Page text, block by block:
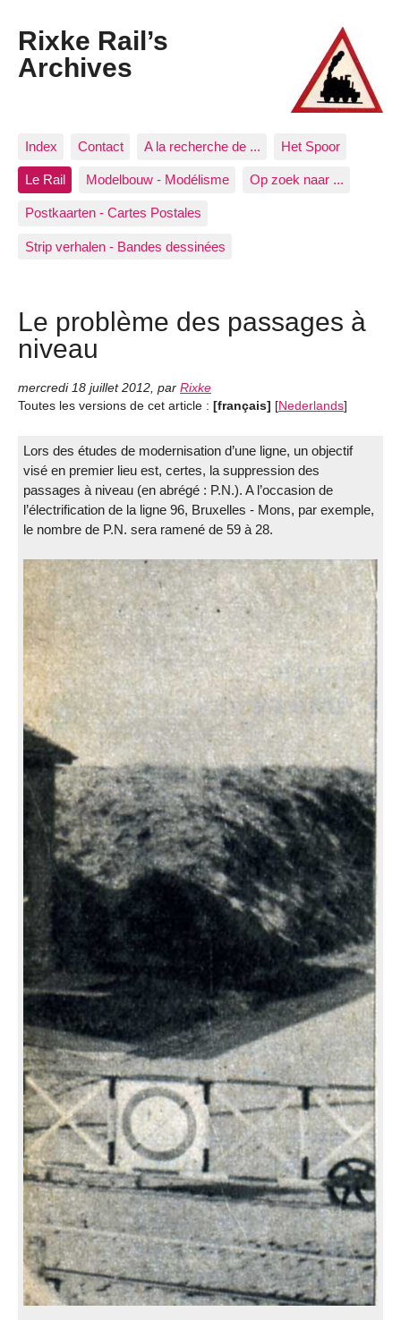
Rixke Rail’s
Archives
Index Contact A la recherche de ... Het Spoor
Le Rail Modelbouw - Modélisme Op zoek naar ...
Postkaarten - Cartes Postales
Strip verhalen - Bandes dessinées
Le problème des passages à
niveau
mercredi 18 juillet 2012, par Rixke
Toutes les versions de cet article : [français] [Nederlands]
Lors des études de modernisation d’une ligne, un objectif
visé en premier lieu est, certes, la suppression des
passages à niveau (en abrégé : P.N.). A l’occasion de
l’électrification de la ligne 96, Bruxelles - Mons, par exemple,
le nombre de P.N. sera ramené de 59 à 28.